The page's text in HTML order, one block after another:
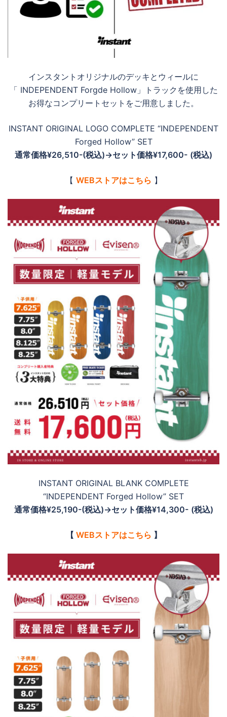
インスタントオリジナルのデッキとウィールに
「 INDEPENDENT Forgde Hollow」トラックを使用した
お得なコンプリートセットをご用意しました。
INSTANT ORIGINAL LOGO COMPLETE “INDEPENDENT
Forged Hollow” SET
通常価格¥26,510-(税込)→セット価格¥17,600- (税込)
【 WEBストアはこちら 】
INSTANT ORIGINAL BLANK COMPLETE
“INDEPENDENT Forged Hollow” SET
通常価格¥25,190-(税込)→セット価格¥14,300- (税込)
【 WEBストアはこちら 】